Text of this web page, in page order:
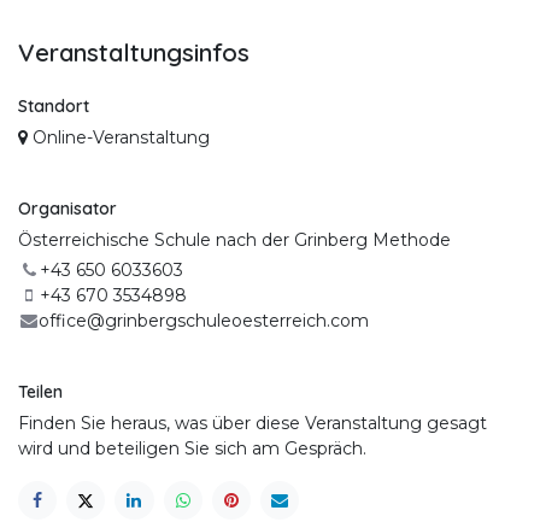
Veranstaltungsinfos
Standort
Online-Veranstaltung
Organisator
Österreichische Schule nach der Grinberg Methode
+43 650 6033603
+43 670 3534898
office@grinbergschuleoesterreich.com
Teilen
Finden Sie heraus, was über diese Veranstaltung gesagt
wird und beteiligen Sie sich am Gespräch.